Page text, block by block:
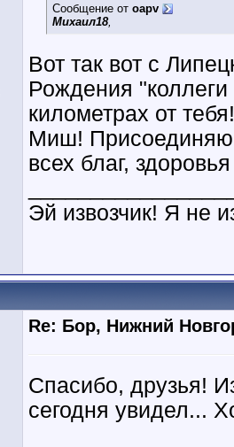
Сообщение от oapv
Михаил18,
Вот так вот с
Рождения
километрах от тебя!
Миш!
всех благ,
Эй извозчик! Я не
Re: Бор, Нижний
Спасибо, друзья!
сегодня увидел...